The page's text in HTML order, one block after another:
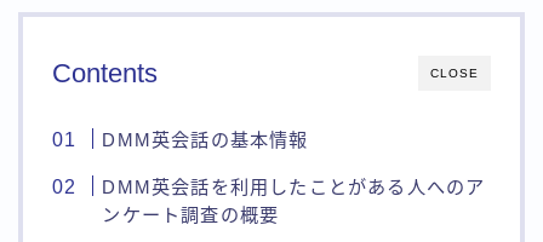
CLOSE
Contents
DMM英会話の基本情報
DMM英会話を利用したことがある人へのア
ンケート調査の概要